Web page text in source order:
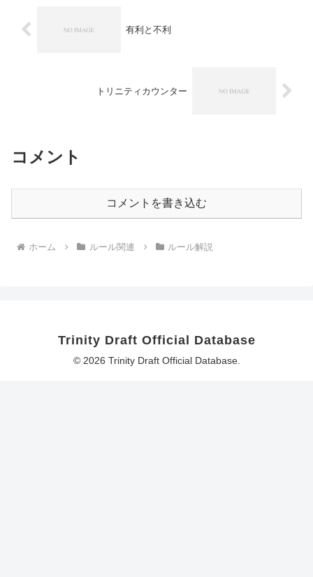
有利と不利
トリニティカウンター
コメント
コメントを書き込む
ホーム ルール関連 ルール解説
Trinity Draft Official Database
© 2026 Trinity Draft Official Database.